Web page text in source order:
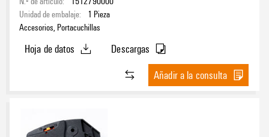
Unidad de embalaje:
1 Pieza
Accesorios, Portacuchillas
Hoja de datos
Descargas
Añadir a la consulta